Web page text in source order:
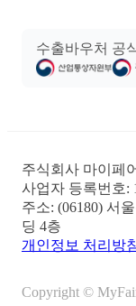
수출바우처 공
주식회사 마이페
사업자 등록번호:
주소: (06180) 서
딩 4층
개인정보 처리방
Copyright ©